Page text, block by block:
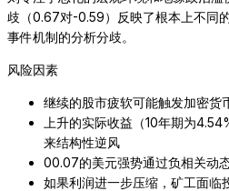
歧（0.67对-0.59）反映了根本上不同
事件机制的分析分歧。
风险因素
继续的股市疲软可能触发加密货
上升的实际收益（10年期为
来结构性逆风
00.07的美元强势通过负相关动
如果利润进一步压缩，矿工面临